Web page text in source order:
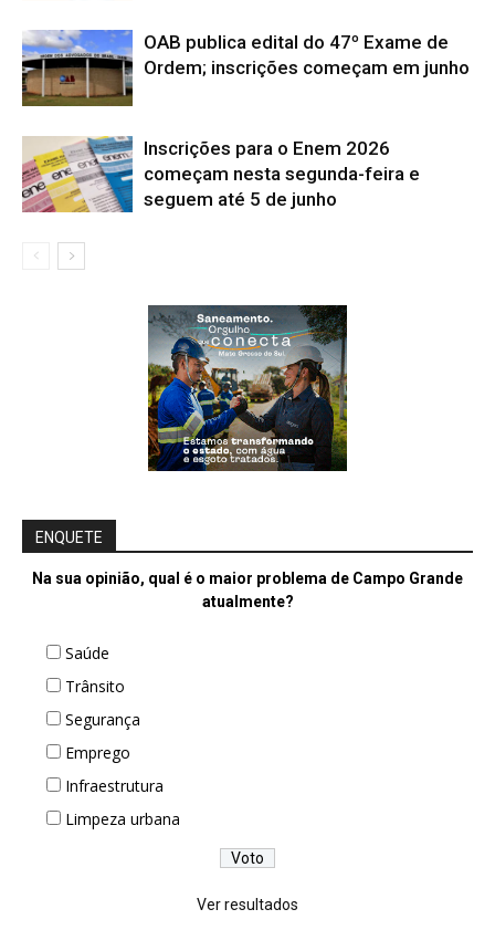
OAB publica edital do 47º Exame de
Ordem; inscrições começam em junho
Inscrições para o Enem 2026
começam nesta segunda-feira e
seguem até 5 de junho
ENQUETE
Na sua opinião, qual é o maior problema de Campo Grande
atualmente?
Saúde
Trânsito
Segurança
Emprego
Infraestrutura
Limpeza urbana
Ver resultados